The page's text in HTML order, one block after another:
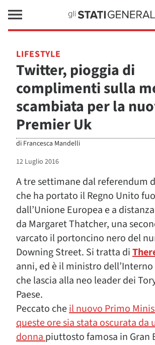
LIFESTYLE
Twitter, pioggia di
complimenti sulla
scambiata per la
Premier Uk
di Francesca Mandelli
12 Luglio 2016
A tre settimane dal referendum
che ha portato il Regno Unito
dall’Unione Europea e a
da Margaret Thatcher, una
varcato il portoncino nero del
Downing Street. Si tratta di
anni, ed è il ministro
che lascia alla neo leader dei
Paese.
Peccato cheil nuovo Primo
queste ore sia stata oscurata da
donnapiuttosto famosa in Gran